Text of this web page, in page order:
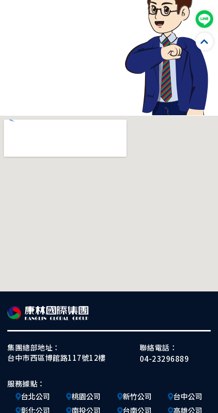
集團總部地址：
台中市西區博館路117號12樓
聯絡電話：
04-23296889
服務據點：
台北公司
桃園公司 新竹公司
台中公司
彰化公司
南投公司 台南公司 高雄公司